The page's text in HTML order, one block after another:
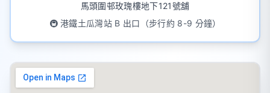
馬頭圍邨玫瑰樓地下121號舖
🚇 港鐵土瓜灣站 B 出口（步行約 8-9 分鐘）